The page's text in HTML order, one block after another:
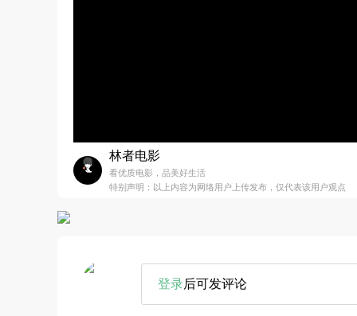
林者电影
看优质电影，品美好生活
特别声明：以上内容为网络用户上传发布，仅代表该用户观点
登录后可发评论